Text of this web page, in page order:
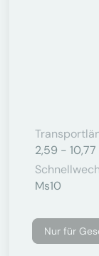
2,59 - 10,77
Ms10
Nur für